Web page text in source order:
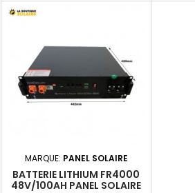
MARQUE: PANEL SOLAIRE
BATTERIE LITHIUM FR4000
48V/100AH PANEL SOLAIRE